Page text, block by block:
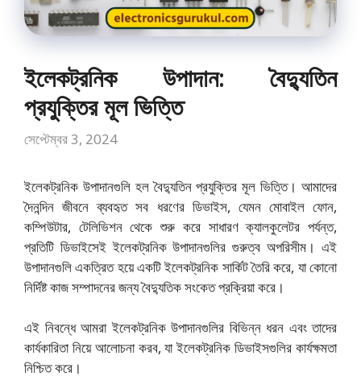
ইলেকট্রনিক উপাদান: বৈদ্যুতিন
প্রযুক্তির মূল ভিত্তি
সেপ্টেম্বর 3, 2024
ইলেকট্রনিক উপাদানগুলি হল বৈদ্যুতিন প্রযুক্তির মূল ভিত্তি। আমাদের
দৈনন্দিন জীবনে ব্যবহৃত সব ধরণের ডিভাইস, যেমন মোবাইল ফোন,
কম্পিউটার, টেলিভিশন থেকে শুরু করে সাধারণ ক্যালকুলেটর পর্যন্ত,
প্রতিটি ডিভাইসেই ইলেকট্রনিক উপাদানগুলির গুরুত্ব অপরিসীম। এই
উপাদানগুলি একত্রিত হয়ে একটি ইলেকট্রনিক সার্কিট তৈরি করে, যা কোনো
নির্দিষ্ট কাজ সম্পাদনের জন্য বৈদ্যুতিক সংকেত প্রক্রিয়া করে।
এই নিবন্ধে আমরা ইলেকট্রনিক উপাদানগুলির বিভিন্ন ধরন এবং তাদের
কার্যকারিতা নিয়ে আলোচনা করব, যা ইলেকট্রনিক ডিভাইসগুলির কার্যক্ষমতা
নিশ্চিত করে।